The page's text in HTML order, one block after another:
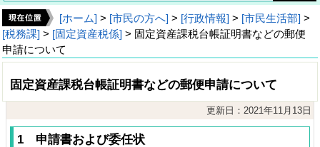
[ホーム] > [市民の方へ] > [行政情報] > [市民生活部] >
[税務課] > [固定資産税係] > 固定資産課税台帳証明書などの郵便
申請について
固定資産課税台帳証明書などの郵便申請について
更新日：2021年11月13日
1 申請書および委任状